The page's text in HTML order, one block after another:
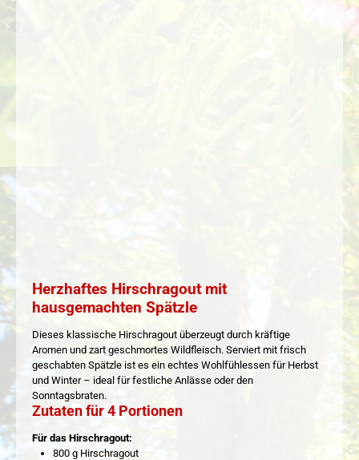
Herzhaftes Hirschragout mit
hausgemachten Spätzle
Dieses klassische Hirschragout überzeugt durch kräftige
Aromen und zart geschmortes Wildfleisch. Serviert mit frisch
geschabten Spätzle ist es ein echtes Wohlfühlessen für Herbst
und Winter – ideal für festliche Anlässe oder den
Sonntagsbraten.
Zutaten für 4 Portionen
Für das Hirschragout:
800 g Hirschragout